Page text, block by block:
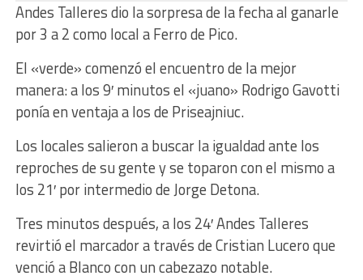
Andes Talleres dio la sorpresa de la fecha al ganarle
por 3 a 2 como local a Ferro de Pico.
El «verde» comenzó el encuentro de la mejor
manera: a los 9′ minutos el «juano» Rodrigo Gavotti
ponía en ventaja a los de Priseajniuc.
Los locales salieron a buscar la igualdad ante los
reproches de su gente y se toparon con el mismo a
los 21′ por intermedio de Jorge Detona.
Tres minutos después, a los 24′ Andes Talleres
revirtió el marcador a través de Cristian Lucero que
venció a Blanco con un cabezazo notable.